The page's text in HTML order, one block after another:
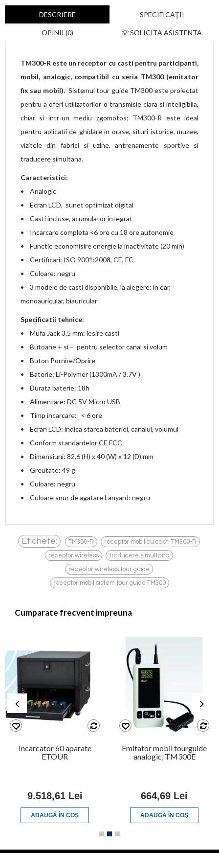
DESCRIERE SPECIFICAŢII
OPINII (0) 💡 SOLICITA ASISTENTA
TM300-R este un receptor cu casti pentru participanti,
mobil, analogic, compatibil cu seria TM300 (emitator
fix sau mobil). Sistemul tour guide TM300 este proiectat
pentru a oferi utilizatorilor o transmisie clara si inteligibila,
chiar si intr-un mediu zgomotos; TM300-R este ideal
pentru aplicatii de ghidare in orase, situri istorice, muzee,
vizitele din fabrici si uzine, antrenamente sportive si
traducere simultana.
Caracteristici:
• Analogic
• Ecran LCD, sunet optimizat digital
• Casti incluse, acumulator integrat
• Incarcare completa <6 ore cu 18 ore autonomie
• Functie economisire energie la inactivitate (20 min)
• Certificari: ISO 9001:2008, CE, FC
• Culoare: negru
• 3 modele de casti disponibile, la alegere: in ear,
monoauricular, biauricular
Specificatii tehnice:
• Mufa Jack 3,5 mm: iesire casti
• Butoane + si – pentru selector canal si volum
• Buton Pornire/Oprire
• Baterie: Li-Polymer (1300mA / 3.7V )
• Durata baterie: 18h
• Alimentare: DC 5V Micro USB
• Timp incarcare: < 6 ore
• Ecran LCD: indica starea bateriei, canalul, volumul
• Conform standardelor CE FCC
• Dimensiuni: 82,6 (H) x 40 (W) x 12 (D) mm
• Greutate: 49 g
• Culoare: negru
• Culoare snur de agatare Lanyard: negru
Etichete: TM300-R , receptor mobil cu casti TM300-R ,
receptor wireless , traducere simultana ,
receptor wireless tour guide ,
receptor mobil sistem tour guide TM300
Cumparate frecvent impreuna
Incarcator 60 aparate
ETOUR
9.518,61 Lei
ADAUGĂ ÎN COŞ
Emitator mobil tourguide
analogic, TM300E
664,69 Lei
ADAUGĂ ÎN COŞ